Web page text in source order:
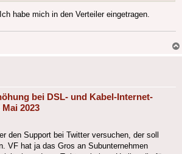
habe mich in den Verteiler eingetragen.
bei DSL- und Kabel-Internet-
2023
den Support bei Twitter versuchen, der soll
VF hat ja das Gros an Subunternehmen